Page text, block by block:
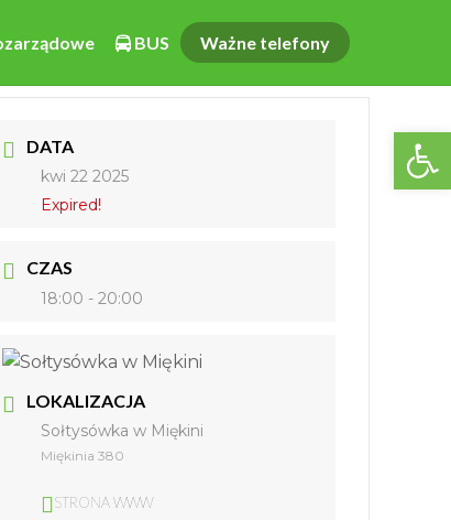
Otwórz pasek narzędzi
BUS Ważne telefony
DATA
kwi 22 2025
Expired!
CZAS
18:00 - 20:00
LOKALIZACJA
Sołtysówka w Miękini
Miękinia 380
STRONA WWW